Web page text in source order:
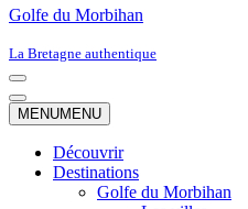
Golfe du Morbihan
La Bretagne authentique
Menu
de
navigation
Menu
de
MENUMENU
Découvrir
Destinations
Golfe du Morbihan